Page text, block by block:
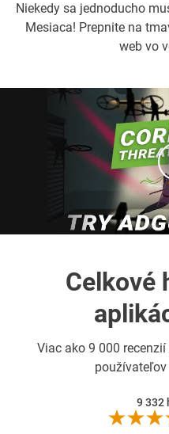
Niekedy sa jednoducho
Mesiaca! Prepnite na
web vo
Celkové
Viac ako 9 000
9 332